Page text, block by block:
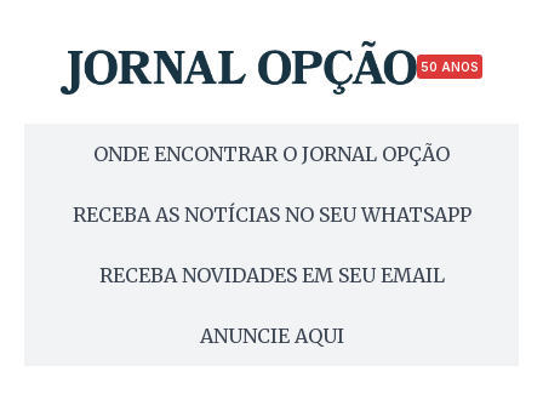
50 ANOS
ONDE ENCONTRAR O JORNAL OPÇÃO
RECEBA AS NOTÍCIAS NO SEU WHATSAPP
RECEBA NOVIDADES EM SEU EMAIL
ANUNCIE AQUI